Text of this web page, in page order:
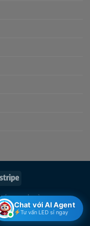
TRẢ HÀNG
BẢO MẬT THÔNG TIN
SÁCH GIAO HÀNG
HÀNG
Chat với AI Agent
Tư vấn LED sỉ ngay